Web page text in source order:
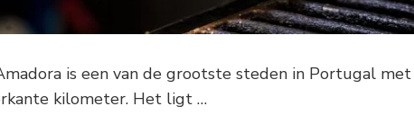
is een van de grootste steden in Portugal met
kilometer. Het ligt …